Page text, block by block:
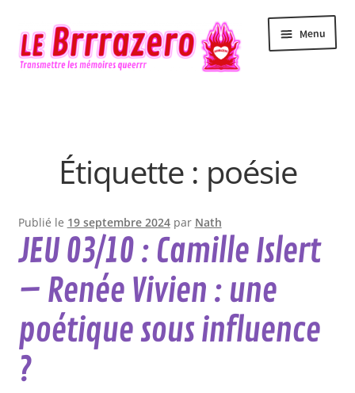
Aller
à
Aller
au
contenu
Menu
Actualité
Agenda
Contact
Le Brrrazero
Newsletter
Étiquette : poésie
Publié le 19 septembre 2024 par Nath
JEU 03/10 : Camille Islert
– Renée Vivien : une
poétique sous influence
?